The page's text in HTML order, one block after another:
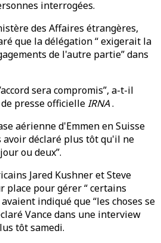
interrogées.
des Affaires étrangères,
que la délégation “ exigerait la
de l'autre partie” dans
sera compromis”, a-t-il
de presse officielleIRNA.
aérienne d'Emmen en Suisse
avoir déclaré plus tôt qu'il ne
ou deux”.
Jared Kushner et Steve
place pour gérer “ certains
indiqué que “les choses se
Vance dans une interview
tôt samedi.